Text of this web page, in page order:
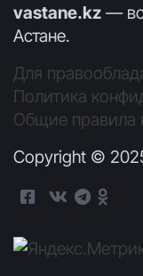
vastane.kz —
Астане.
Для
Политика
Общие правила
Copyright ©